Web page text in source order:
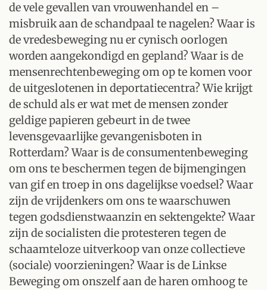
de vele gevallen van vrouwenhandel en –
misbruik aan de schandpaal te nagelen? Waar is
de vredesbeweging nu er cynisch oorlogen
worden aangekondigd en gepland? Waar is de
mensenrechtenbeweging om op te komen voor
de uitgeslotenen in deportatiecentra? Wie krijgt
de schuld als er wat met de mensen zonder
geldige papieren gebeurt in de twee
levensgevaarlijke gevangenisboten in
Rotterdam? Waar is de consumentenbeweging
om ons te beschermen tegen de bijmengingen
van gif en troep in ons dagelijkse voedsel? Waar
zijn de vrijdenkers om ons te waarschuwen
tegen godsdienstwaanzin en sektengekte? Waar
zijn de socialisten die protesteren tegen de
schaamteloze uitverkoop van onze collectieve
(sociale) voorzieningen? Waar is de Linkse
Beweging om onszelf aan de haren omhoog te